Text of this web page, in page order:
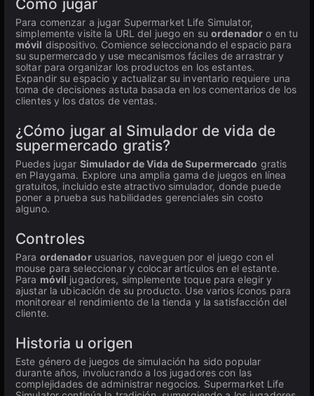
Cómo jugar
Para comenzar a jugar Supermarket Life Simulator,
simplemente visite la URL del juego en suordenador o en tu
móvil dispositivo. Comience seleccionando el espacio para
su supermercado y use mecanismos fáciles de arrastrar y
soltar para organizar los productos en los estantes.
Expandir su espacio y actualizar su inventario requiere una
toma de decisiones astuta basada en los comentarios de los
clientes y los datos de ventas.
¿Cómo jugar al Simulador de vida de
supermercado gratis?
Puedes jugar Simulador de Vida de Supermercado gratis
en Playgama. Explore una amplia gama de juegos en línea
gratuitos, incluido este atractivo simulador, donde puede
poner a prueba sus habilidades gerenciales sin costo
alguno.
Controles
Para ordenadorusuarios, naveguen por el juego con el
mouse para seleccionar y colocar artículos en el estante.
Para móvil jugadores, simplemente toque para elegir y
ajustar la ubicación de su producto. Use varios íconos para
monitorear el rendimiento de la tienda y la satisfacción del
cliente.
Historia u origen
Este género de juegos de simulación ha sido popular
durante años, involucrando a los jugadores con las
complejidades de administrar negocios. Supermarket Life